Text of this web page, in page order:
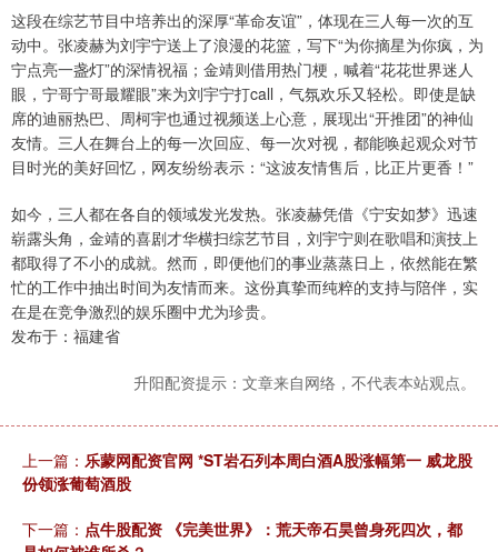
这段在综艺节目中培养出的深厚“革命友谊”，体现在三人每一次的互
动中。张凌赫为刘宇宁送上了浪漫的花篮，写下“为你摘星为你疯，为
宁点亮一盏灯”的深情祝福；金靖则借用热门梗，喊着“花花世界迷人
眼，宁哥宁哥最耀眼”来为刘宇宁打call，气氛欢乐又轻松。即使是缺
席的迪丽热巴、周柯宇也通过视频送上心意，展现出“开推团”的神仙
友情。三人在舞台上的每一次回应、每一次对视，都能唤起观众对节
目时光的美好回忆，网友纷纷表示：“这波友情售后，比正片更香！”
如今，三人都在各自的领域发光发热。张凌赫凭借《宁安如梦》迅速
崭露头角，金靖的喜剧才华横扫综艺节目，刘宇宁则在歌唱和演技上
都取得了不小的成就。然而，即便他们的事业蒸蒸日上，依然能在繁
忙的工作中抽出时间为友情而来。这份真挚而纯粹的支持与陪伴，实
在是在竞争激烈的娱乐圈中尤为珍贵。
发布于：福建省
升阳配资提示：文章来自网络，不代表本站观点。
上一篇： 乐蒙网配资官网 *ST岩石列本周白酒A股涨幅第一 威龙股
份领涨葡萄酒股
下一篇： 点牛股配资 《完美世界》：荒天帝石昊曾身死四次，都